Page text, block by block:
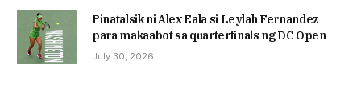
Pinatalsik ni Alex Eala si Leylah Fernandez
para makaabot sa quarterfinals ng DC Open
July 30, 2026